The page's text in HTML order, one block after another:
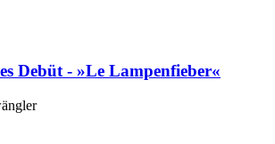
Debüt - »Le Lampenfieber«